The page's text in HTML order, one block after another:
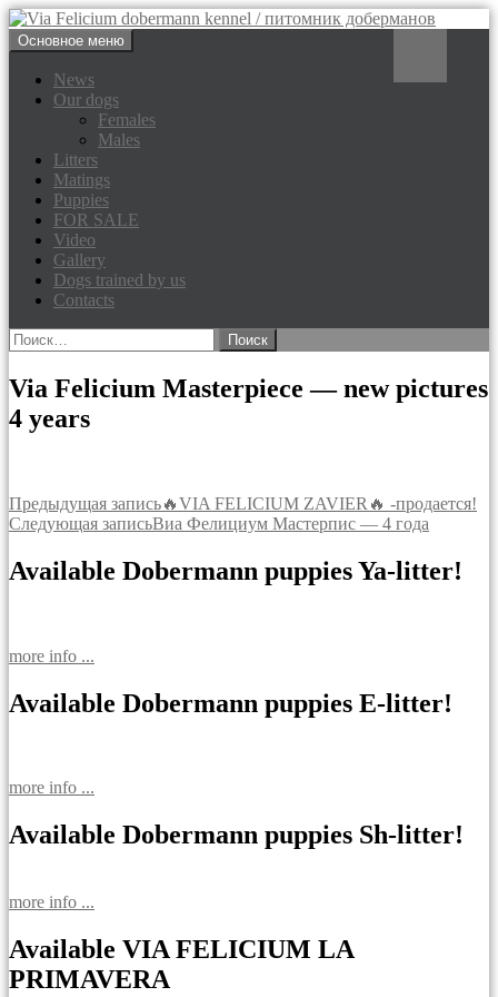
Via Felicium dobermann
kennel / питомник доберманов
Основное меню
к
News
Our dogs
Females
Males
Litters
Matings
Puppies
FOR SALE
Video
Gallery
Dogs trained by us
Contacts
Найти:
Via Felicium Masterpiece — new pictures
4 years
Навигация
по
записям
Предыдущая запись🔥VIA FELICIUM ZAVIER🔥 -продается!
Следующая записьВиа Фелициум Мастерпис — 4 года
Available Dobermann puppies Ya-litter!
more info ...
Available Dobermann puppies E-litter!
more info ...
Available Dobermann puppies Sh-litter!
more info ...
Available VIA FELICIUM LA
PRIMAVERA